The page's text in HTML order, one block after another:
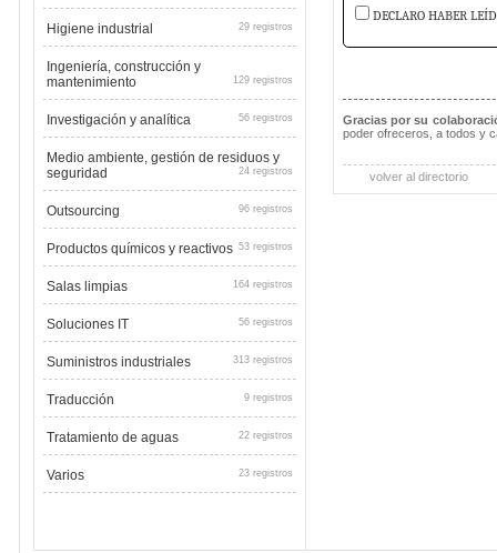
Higiene industrial 29 registros
Ingeniería, construcción y
mantenimiento
129 registros
Investigación y analítica 56 registros
Medio ambiente, gestión de residuos y
seguridad
24 registros
Outsourcing 96 registros
Productos químicos y reactivos 53 registros
Salas limpias 164 registros
Soluciones IT 56 registros
Suministros industriales 313 registros
Traducción 9 registros
Tratamiento de aguas 22 registros
Varios 23 registros
DECLARO HABER
Gracias por su
poder ofreceros, a todos y
volver al directorio